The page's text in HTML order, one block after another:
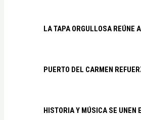
LA TAPA ORGULLOSA REÚNE
PUERTO DEL CARMEN
HISTORIA Y MÚSICA SE UNEN